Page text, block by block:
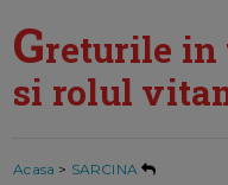
Greturile
si rolul
Acasa > SARCINA